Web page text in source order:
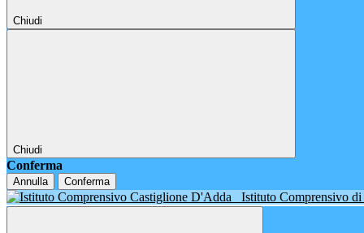
Chiudi
Chiudi
Conferma
Annulla Conferma
Istituto Comprensivo